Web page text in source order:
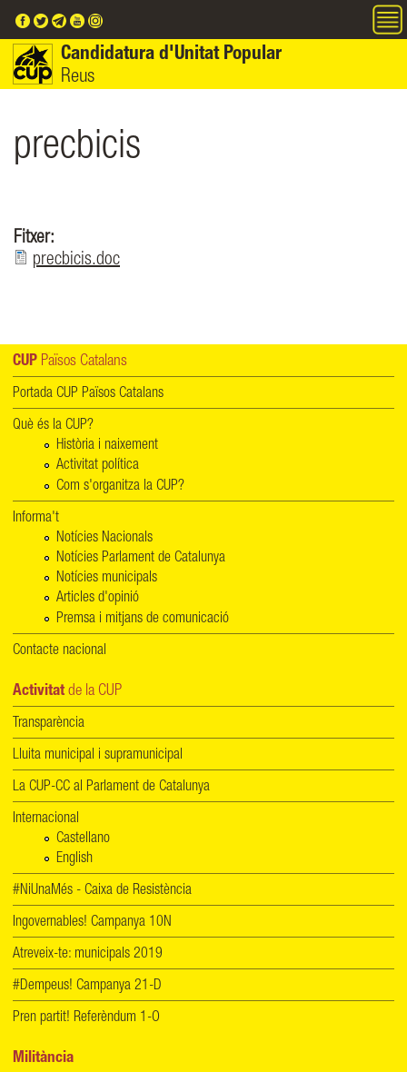
Candidatura d'Unitat Popular
Reus
precbicis
Fitxer:
precbicis.doc
CUP Països Catalans
Portada CUP Països Catalans
Què és la CUP?
Història i naixement
Activitat política
Com s'organitza la CUP?
Informa't
Notícies Nacionals
Notícies Parlament de Catalunya
Notícies municipals
Articles d'opinió
Premsa i mitjans de comunicació
Contacte nacional
Activitat de la CUP
Transparència
Lluita municipal i supramunicipal
La CUP-CC al Parlament de Catalunya
Internacional
Castellano
English
#NiUnaMés - Caixa de Resistència
Ingovernables! Campanya 10N
Atreveix-te: municipals 2019
#Dempeus! Campanya 21-D
Pren partit! Referèndum 1-O
Militància